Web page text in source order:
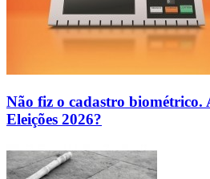
Não fiz o cadastro biométrico.
Eleições 2026?